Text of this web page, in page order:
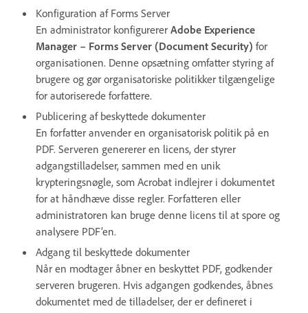
Konfiguration af Forms Server
En administrator konfigurerer Adobe Experience
Manager – Forms Server (Document Security) for
organisationen. Denne opsætning omfatter styring af
brugere og gør organisatoriske politikker tilgængelige
for autoriserede forfattere.
Publicering af beskyttede dokumenter
En forfatter anvender en organisatorisk politik på en
PDF. Serveren genererer en licens, der styrer
adgangstilladelser, sammen med en unik
krypteringsnøgle, som Acrobat indlejrer i dokumentet
for at håndhæve disse regler. Forfatteren eller
administratoren kan bruge denne licens til at spore og
analysere PDF’en.
Adgang til beskyttede dokumenter
Når en modtager åbner en beskyttet PDF, godkender
serveren brugeren. Hvis adgangen godkendes, åbnes
dokumentet med de tilladelser, der er defineret i